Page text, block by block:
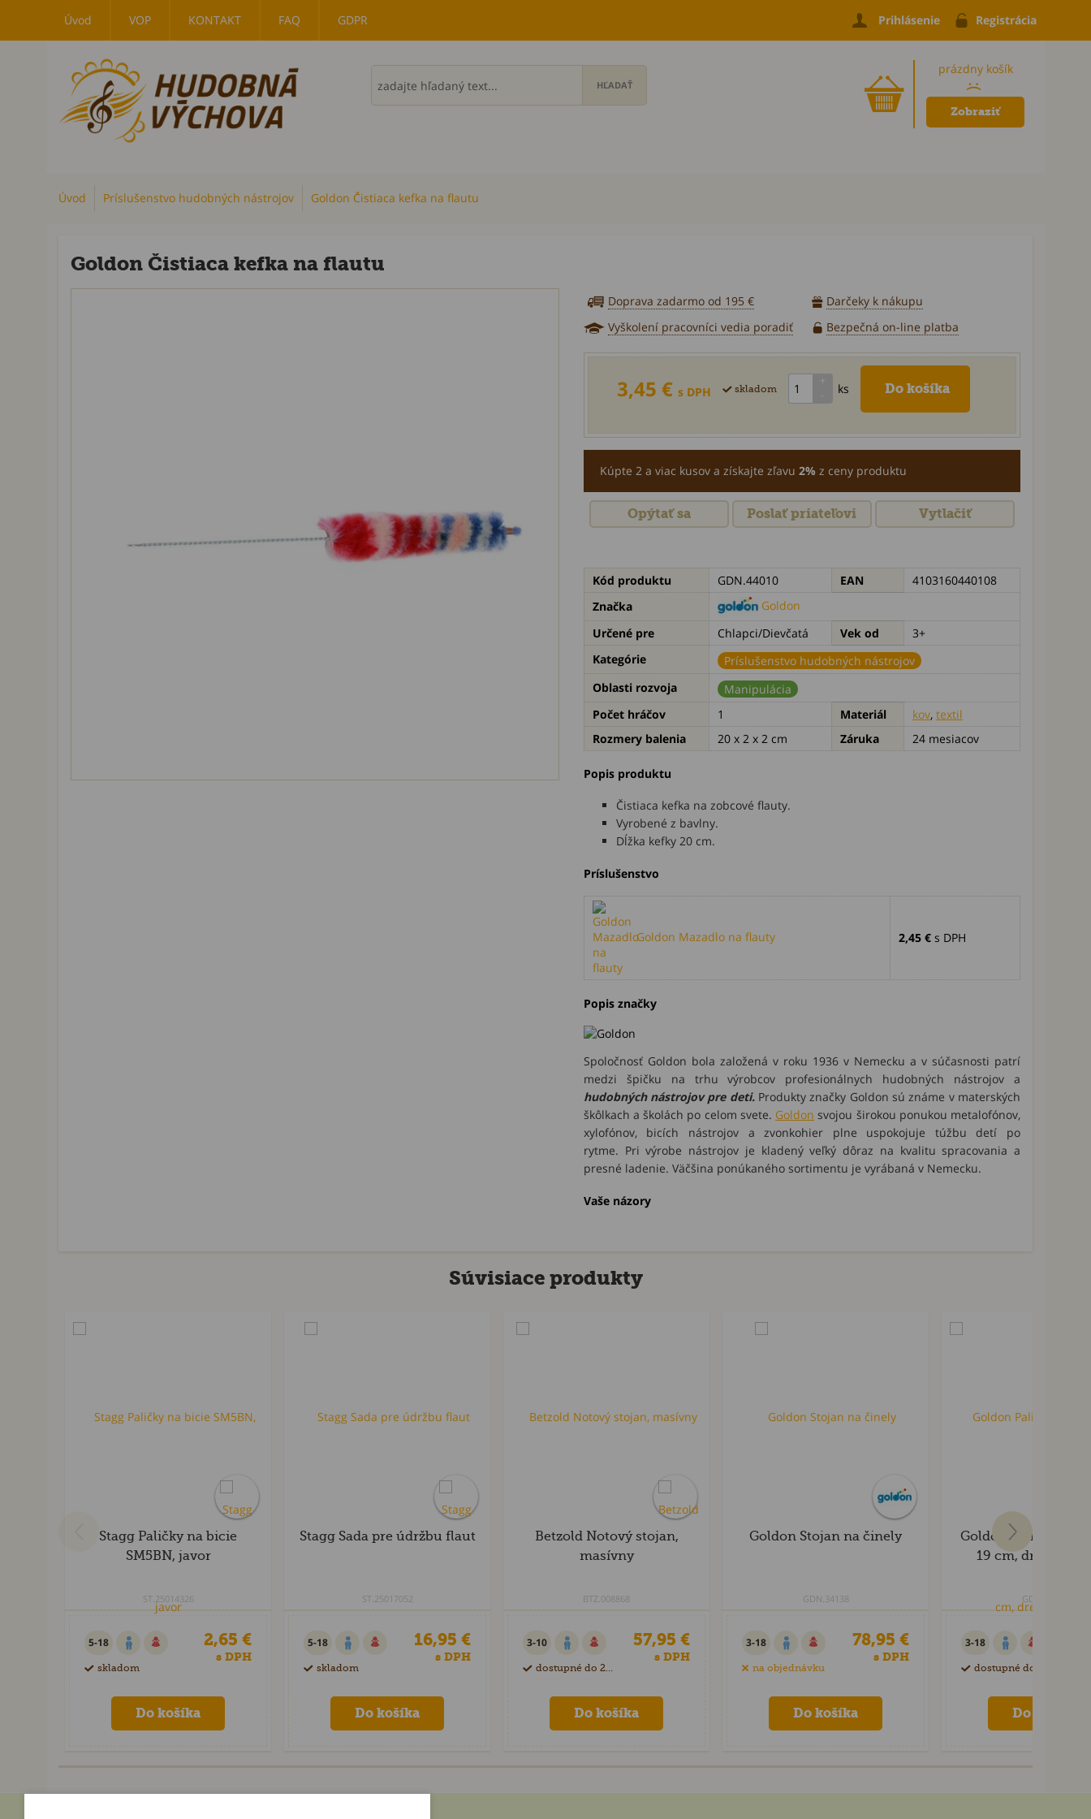
Úvod VOP KONTAKT FAQ GDPR Prihlásenie Registrácia
prázdny košík
:(
Zobraziť
Úvod Príslušenstvo hudobných nástrojov Goldon Čistiaca kefka na flautu
Goldon Čistiaca kefka na flautu
Doprava zadarmo od 195 €
Darčeky k nákupu
Vyškolení pracovníci vedia poradiť
Bezpečná on-line platba
3,45 € s DPH skladom ks
Kúpte 2 a viac kusov a získajte zľavu 2% z ceny produktu
Opýtať sa Poslať priateľovi Vytlačiť
Kód produktu GDN.44010 EAN
4103160440108
Značka
Goldon
Určené pre
Chlapci/Dievčatá Vek od
3+
Kategórie
Príslušenstvo hudobných nástrojov
Oblasti rozvoja
Manipulácia
Počet hráčov
1 Materiál kov, textil
Rozmery balenia
20 x 2 x 2 cm Záruka 24 mesiacov
Popis produktu
Čistiaca kefka na zobcové flauty.
Vyrobené z bavlny.
Dĺžka kefky 20 cm.
Príslušenstvo
Goldon Mazadlo na flauty 2,45 € s DPH
Popis značky
Spoločnosť Goldon bola založená v roku 1936 v Nemecku a v súčasnosti patrí
medzi špičku na trhu výrobcov profesionálnych hudobných nástrojov a
hudobných nástrojov pre deti.Produkty značky Goldon sú známe v materských
škôlkach a školách po celom svete. Goldon svojou širokou ponukou metalofónov,
xylofónov, bicích nástrojov a zvonkohier plne uspokojuje túžbu detí po
rytme. Pri výrobe nástrojov je kladený veľký dôraz na kvalitu spracovania a
presné ladenie. Väčšina ponúkaného sortimentu je vyrábaná v Nemecku.
Vaše názory
Súvisiace produkty
Stagg Paličky na bicie
SM5BN, javor
ST.25014326
5-18
skladom
2,65 €
s DPH
Stagg Sada pre údržbu flaut
ST.25017052
5-18
skladom
16,95 €
s DPH
Betzold Notový stojan,
masívny
BTZ.008868
3-10
dostupné do 28 dní
57,95 €
s DPH
Goldon Stojan na činely
GDN.34138
3-18
na objednávku
78,95 €
s DPH
Goldon Palička na
19 cm, drevená
GDN.36020
3-18
dostupné do 60 dní